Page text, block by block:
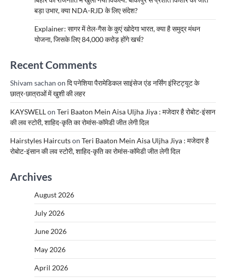
बड़ा उभार, क्या NDA-RJD के लिए संदेश?
Explainer: सागर में तेल-गैस के कुएं खोदेगा भारत, क्या है समुद्र मंथन
योजना, जिसके लिए 84,000 करोड़ होंगे खर्च?
Recent Comments
Shivam sachan on दि पनेशिया पैरामेडिकल साइंसेज एंड नर्सिंग इंस्टिट्यूट के
छात्र-छात्राओं में खुशी की लहर
KAYSWELLon Teri Baaton Mein Aisa Uljha Jiya : मजेदार है रोबोट-इंसान
की लव स्टोरी, शाहिद-कृति का रोमांस-कॉमेडी जीत लेगी दिल
Hairstyles Haircutson Teri Baaton Mein Aisa Uljha Jiya : मजेदार है
रोबोट-इंसान की लव स्टोरी, शाहिद-कृति का रोमांस-कॉमेडी जीत लेगी दिल
Archives
August 2026
July 2026
June 2026
May 2026
April 2026